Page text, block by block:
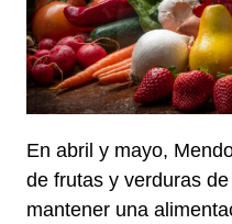
En abril y mayo,
de frutas y verduras
mantener una